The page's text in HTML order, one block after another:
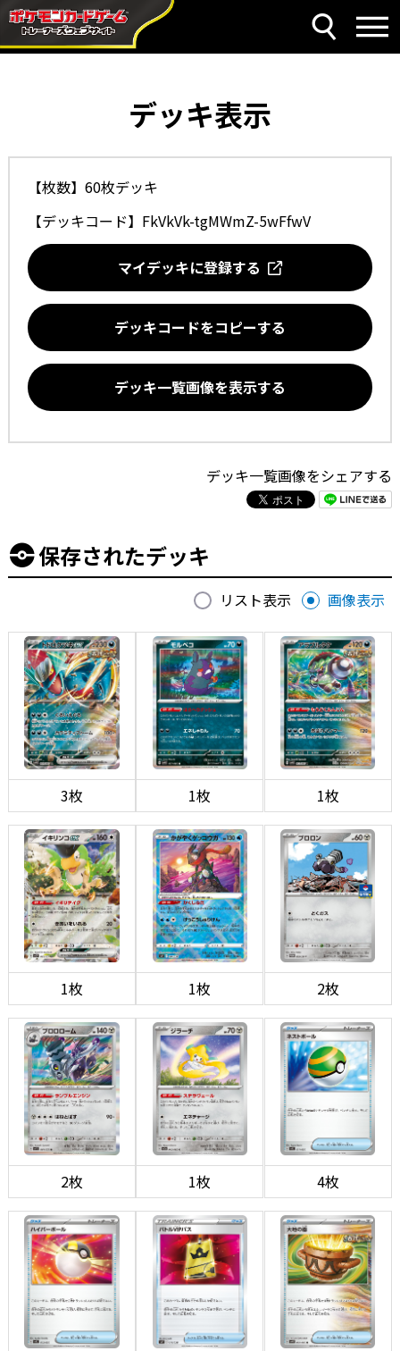
デッキ表示
【枚数】60枚デッキ
【デッキコード】 FkVkVk-tgMWmZ-5wFfwV
マイデッキに登録する
デッキコードをコピーする
デッキ一覧画像を表示する
デッキ一覧画像をシェアする
保存されたデッキ
リスト表示 画像表示
3枚 1枚 1枚
1枚 1枚 2枚
2枚 1枚 4枚